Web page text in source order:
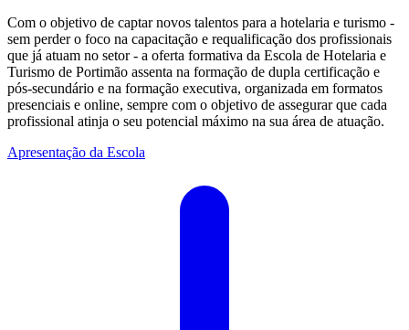
Com o objetivo de captar novos talentos para a hotelaria e turismo -
sem perder o foco na capacitação e requalificação dos profissionais
que já atuam no setor - a oferta formativa da Escola de Hotelaria e
Turismo de Portimão assenta na formação de dupla certificação e
pós-secundário e na formação executiva, organizada em formatos
presenciais e online, sempre com o objetivo de assegurar que cada
profissional atinja o seu potencial máximo na sua área de atuação.
Apresentação da Escola